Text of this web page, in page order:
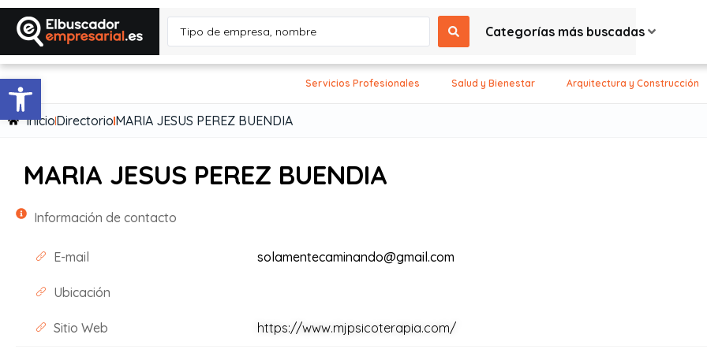
Abrir barra de herramientas
Categorías más buscadas
Servicios Profesionales Salud y Bienestar Arquitectura y Construcción
InicioDirectorioMARIA JESUS PEREZ BUENDIA
MARIA JESUS PEREZ BUENDIA
Información de contacto
E-mail solamentecaminando@gmail.com
Ubicación
Sitio Web https://www.mjpsicoterapia.com/